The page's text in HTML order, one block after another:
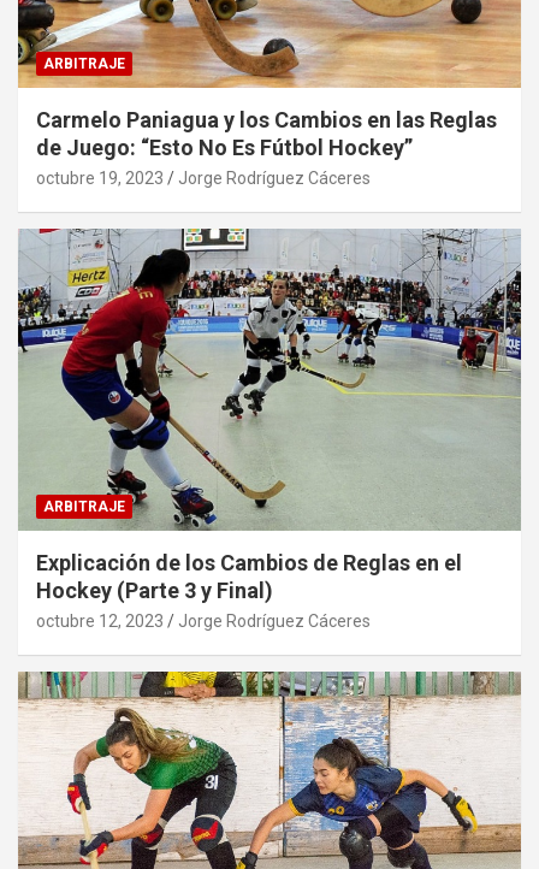
ARBITRAJE
Carmelo Paniagua y los Cambios en las Reglas
de Juego: “Esto No Es Fútbol Hockey”
octubre 19, 2023 Jorge Rodríguez Cáceres
ARBITRAJE
Explicación de los Cambios de Reglas en el
Hockey (Parte 3 y Final)
octubre 12, 2023 Jorge Rodríguez Cáceres